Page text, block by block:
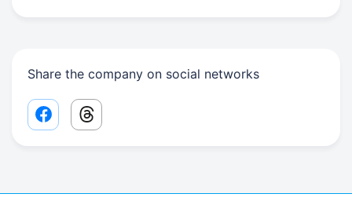
Share the company on social networks
Facebook share link
Threads share link